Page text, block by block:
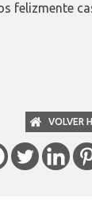
felizmente
VOLVER